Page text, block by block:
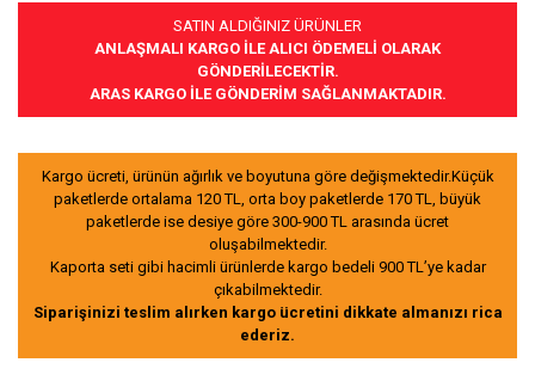
SATIN ALDIĞINIZ ÜRÜNLER
ANLAŞMALI KARGO İLE ALICI ÖDEMELİ OLARAK
GÖNDERİLECEKTİR.
ARAS KARGO İLE GÖNDERİM SAĞLANMAKTADIR.
Kargo ücreti, ürünün ağırlık ve boyutuna göre değişmektedir.Küçük
paketlerde ortalama 120 TL, orta boy paketlerde 170 TL, büyük
paketlerde ise desiye göre 300-900 TL arasında ücret
oluşabilmektedir.
Kaporta seti gibi hacimli ürünlerde kargo bedeli 900 TL’ye kadar
çıkabilmektedir.
Siparişinizi teslim alırken kargo ücretini dikkate almanızı rica
ederiz.